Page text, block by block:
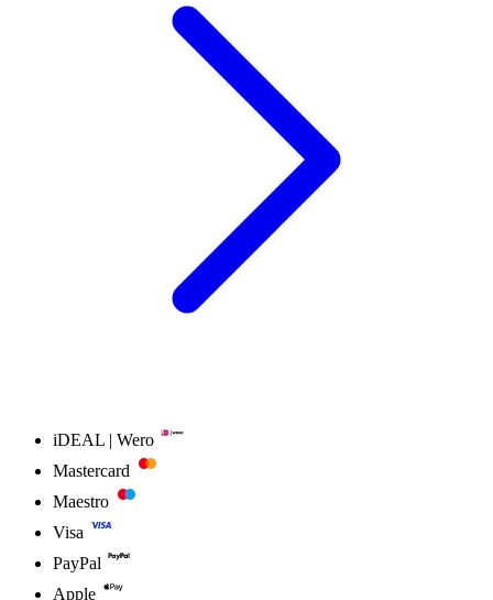
iDEAL | Wero
Mastercard
Maestro
Visa
PayPal
Apple